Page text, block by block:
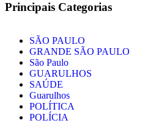
Principais Categorias
SÃO PAULO
GRANDE SÃO PAULO
São Paulo
GUARULHOS
SAÚDE
Guarulhos
POLÍTICA
POLÍCIA